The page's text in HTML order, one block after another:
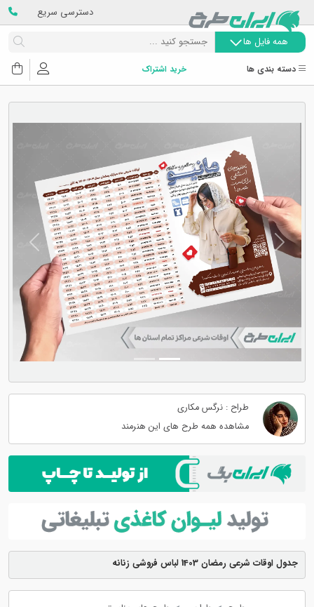
دسترسی سریع
همه فایل ها
دسته بندی ها خرید اشتراک
جدول اوقات شرعی رمضان 1403 لباس فروشی زنانه
Previous
Next
طراح : نرگس مکاری
مشاهده همه طرح های این هنرمند